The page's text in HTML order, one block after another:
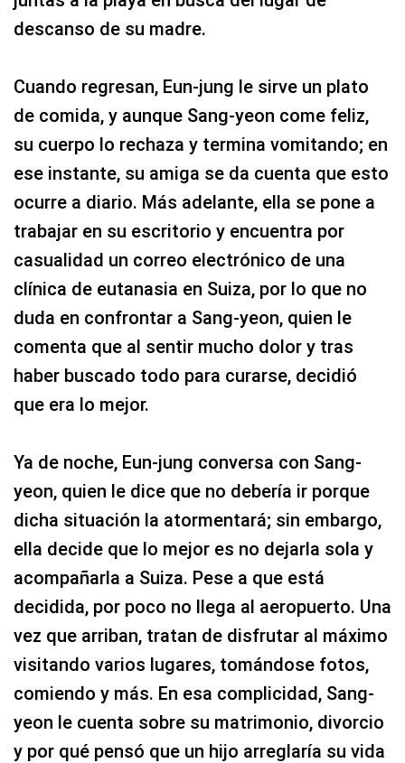
descanso de su madre.
Cuando regresan, Eun-jung le sirve un plato
de comida, y aunque Sang-yeon come feliz,
su cuerpo lo rechaza y termina vomitando; en
ese instante, su amiga se da cuenta que esto
ocurre a diario. Más adelante, ella se pone a
trabajar en su escritorio y encuentra por
casualidad un correo electrónico de una
clínica de eutanasia en Suiza, por lo que no
duda en confrontar a Sang-yeon, quien le
comenta que al sentir mucho dolor y tras
haber buscado todo para curarse, decidió
que era lo mejor.
Ya de noche, Eun-jung conversa con Sang-
yeon, quien le dice que no debería ir porque
dicha situación la atormentará; sin embargo,
ella decide que lo mejor es no dejarla sola y
acompañarla a Suiza. Pese a que está
decidida, por poco no llega al aeropuerto. Una
vez que arriban, tratan de disfrutar al máximo
visitando varios lugares, tomándose fotos,
comiendo y más. En esa complicidad, Sang-
yeon le cuenta sobre su matrimonio, divorcio
y por qué pensó que un hijo arreglaría su vida